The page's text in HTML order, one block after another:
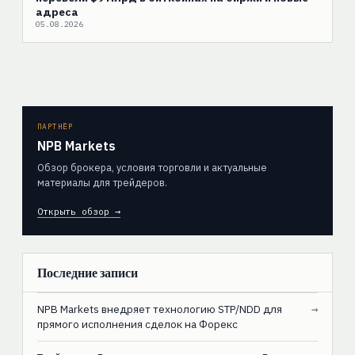
адреса
05.08.2026
ПАРТНЁР
NPB Markets
Обзор брокера, условия торговли и актуальные
материалы для трейдеров.
Открыть обзор →
Последние записи
NPB Markets внедряет технологию STP/NDD для
прямого исполнения сделок на Форекс
→